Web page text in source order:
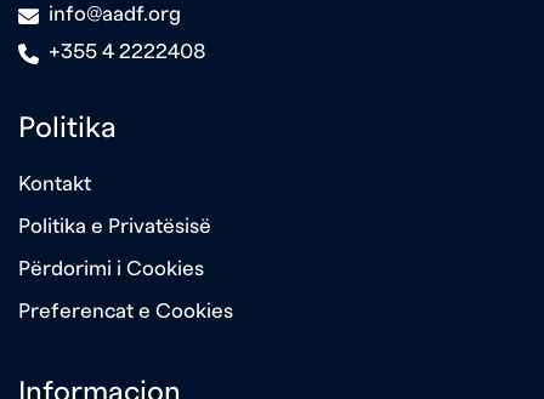
icon info@aadf.org
icon
+355 4 2222408
Politika
Kontakt
Politika e Privatësisë
Përdorimi i Cookies
Preferencat e Cookies
Informacion